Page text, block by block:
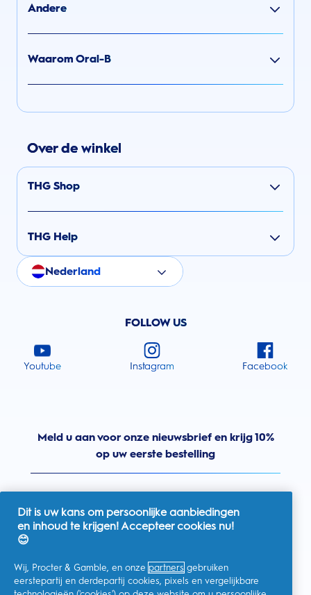
Andere
Waarom Oral-B
Over de winkel
THG Shop
THG Help
Nederland
FOLLOW US
Youtube Instagram Facebook
Meld u aan voor onze nieuwsbrief en krijg 10%
op uw eerste bestelling
Dit is uw kans om persoonlijke aanbiedingen
en inhoud te krijgen! Accepteer cookies nu!
😊
Wij, Procter & Gamble, en onze partners gebruiken
eerstepartij en derdepartij cookies, pixels en vergelijkbare